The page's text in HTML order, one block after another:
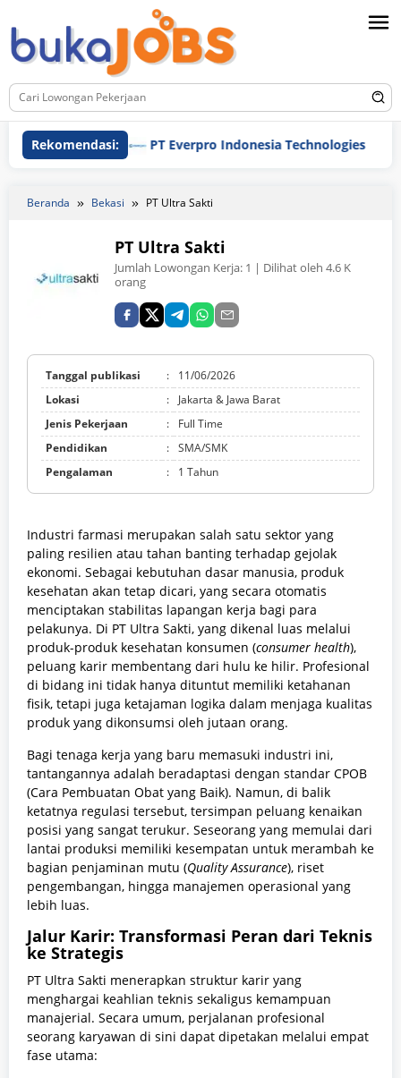
ke
konten
Rekomendasi:PT Everpro Indonesia Technologies
Beranda Bekasi PT Ultra Sakti
PT Ultra Sakti
Jumlah Lowongan Kerja: 1 | Dilihat oleh 4.6 K
orang
Tanggal publikasi :
11/06/2026
Lokasi
:
Jakarta & Jawa Barat
Jenis Pekerjaan
:
Full Time
Pendidikan
: SMA/SMK
Pengalaman
: 1 Tahun
Industri farmasi merupakan salah satu sektor yang
paling resilien atau tahan banting terhadap gejolak
ekonomi. Sebagai kebutuhan dasar manusia, produk
kesehatan akan tetap dicari, yang secara otomatis
menciptakan stabilitas lapangan kerja bagi para
pelakunya. Di PT Ultra Sakti, yang dikenal luas melalui
produk-produk kesehatan konsumen (consumer health),
peluang karir membentang dari hulu ke hilir. Profesional
di bidang ini tidak hanya dituntut memiliki ketahanan
fisik, tetapi juga ketajaman logika dalam menjaga kualitas
produk yang dikonsumsi oleh jutaan orang.
Bagi tenaga kerja yang baru memasuki industri ini,
tantangannya adalah beradaptasi dengan standar CPOB
(Cara Pembuatan Obat yang Baik). Namun, di balik
ketatnya regulasi tersebut, tersimpan peluang kenaikan
posisi yang sangat terukur. Seseorang yang memulai dari
lantai produksi memiliki kesempatan untuk merambah ke
bagian penjaminan mutu (Quality Assurance), riset
pengembangan, hingga manajemen operasional yang
lebih luas.
Jalur Karir: Transformasi Peran dari Teknis
ke Strategis
PT Ultra Sakti menerapkan struktur karir yang
menghargai keahlian teknis sekaligus kemampuan
manajerial. Secara umum, perjalanan profesional
seorang karyawan di sini dapat dipetakan melalui empat
fase utama: